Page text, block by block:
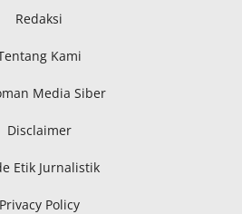
Redaksi
Kami
Media Siber
Disclaimer
Etik Jurnalistik
Privacy Policy